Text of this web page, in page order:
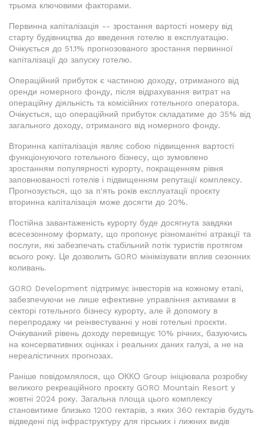
трьома ключовими факторами.
Первинна капіталізація -- зростання вартості номеру від
старту будівництва до введення готелю в експлуатацію.
Очікується до 51.1% прогнозованого зростання первинної
капіталізації до запуску готелю.
Операційний прибуток є частиною доходу, отриманого від
оренди номерного фонду, після відрахування витрат на
операційну діяльність та комісійних готельного оператора.
Очікується, що операційний прибуток складатиме до 35% від
загального доходу, отриманого від номерного фонду.
Вторинна капіталізація являє собою підвищення вартості
функціонуючого готельного бізнесу, що зумовлено
зростанням популярності курорту, покращенням рівня
заповнюваності готелів і підвищенням репутації комплексу.
Прогнозується, що за п'ять років експлуатації проєкту
вторинна капіталізація може досягти до 20%.
Постійна завантаженість курорту буде досягнута завдяки
всесезонному формату, що пропонує різноманітні атракції та
послуги, які забезпечать стабільний потік туристів протягом
всього року. Це дозволить GORO мінімізувати вплив сезонних
коливань.
GORO Development підтримує інвесторів на кожному етапі,
забезпечуючи не лише ефективне управління активами в
секторі готельного бізнесу курорту, але й допомогу в
перепродажу чи реінвестуванні у нові готельні проєкти.
Очікуваний рівень доходу перевищує 10% річних, базуючись
на консервативних оцінках і реальних даних галузі, а не на
нереалістичних прогнозах.
Раніше повідомлялося, що ОККО Group ініціювала розробку
великого рекреаційного проєкту GORO Mountain Resort у
жовтні 2024 року. Загальна площа цього комплексу
становитиме близько 1200 гектарів, з яких 360 гектарів будуть
відведені під інфраструктуру для гірських і лижних видів